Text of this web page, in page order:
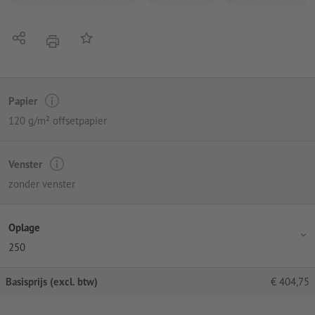
Delen afdrukkenOp de lijst
Papier
120 g/m² offsetpapier
Venster
zonder venster
Oplage
250
Basisprijs (excl. btw) € 404,75